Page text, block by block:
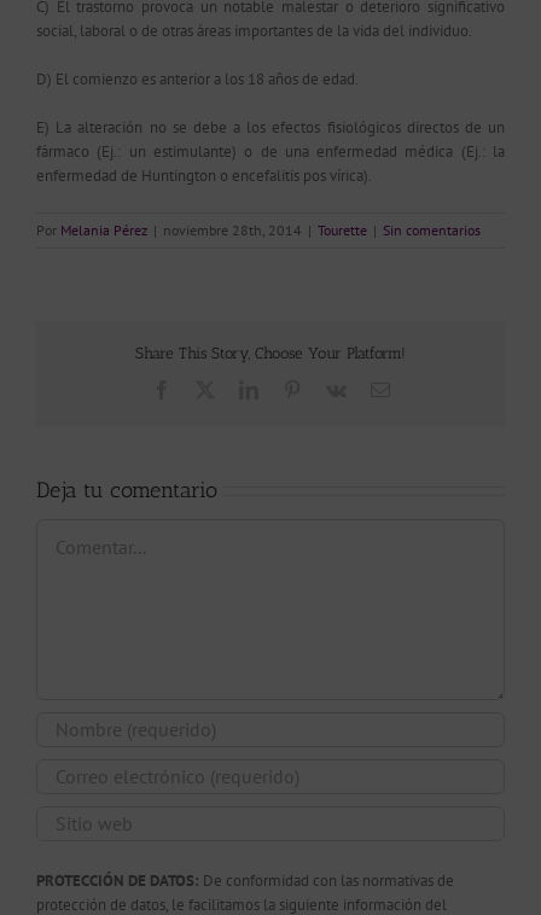
C) El trastorno provoca un notable malestar o deterioro significativo
social, laboral o de otras áreas importantes de la vida del individuo.
D) El comienzo es anterior a los 18 años de edad.
E) La alteración no se debe a los efectos fisiológicos directos de un
fármaco (Ej.: un estimulante) o de una enfermedad médica (Ej.: la
enfermedad de Huntington o encefalitis pos vírica).
Por Melania Pérez | noviembre 28th, 2014 | Tourette | Sin comentarios
Share This Story, Choose Your Platform!
Deja tu comentario
PROTECCIÓN DE DATOS: De conformidad con las normativas de
protección de datos, le facilitamos la siguiente información del